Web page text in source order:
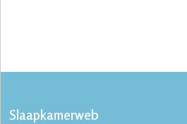
Slaapkamerweb